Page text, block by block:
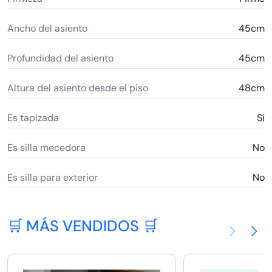
Ancho del asiento 45cm
Profundidad del asiento 45cm
Altura del asiento desde el piso 48cm
Es tapizada Sí
Es silla mecedora No
Es silla para exterior No
🛒 MÁS VENDIDOS 🛒